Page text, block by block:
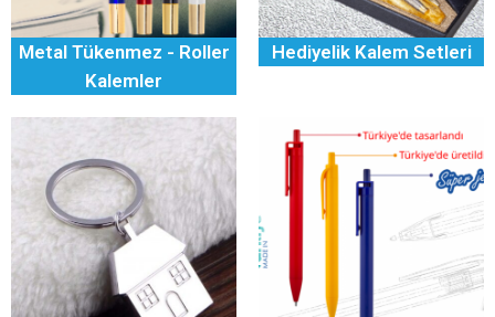
Hediyelik Kalem Setleri
Metal Tükenmez - Roller
Kalemler